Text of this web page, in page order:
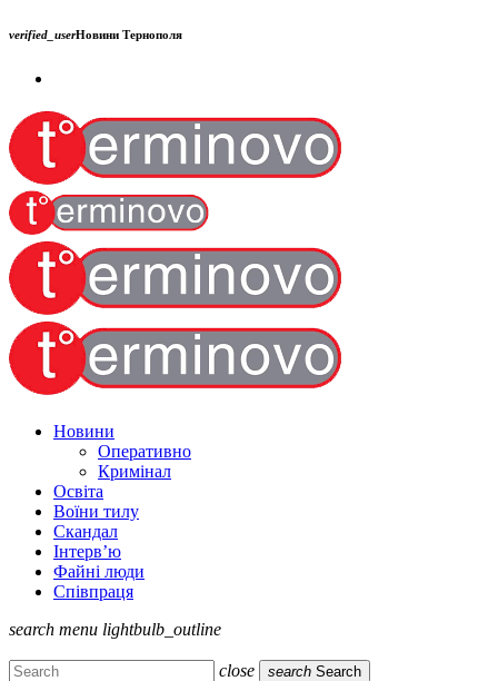
verified_userНовини Тернополя
Новини
Оперативно
Кримінал
Освіта
Воїни тилу
Скандал
Інтерв’ю
Файні люди
Співпраця
search menu lightbulb_outline
close search Search